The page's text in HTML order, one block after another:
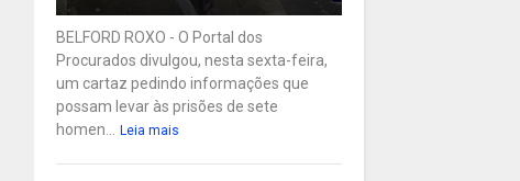
BELFORD ROXO - O Portal dos
Procurados divulgou, nesta sexta-feira,
um cartaz pedindo informações que
possam levar às prisões de sete
homen... Leia mais